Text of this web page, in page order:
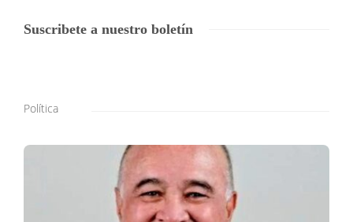
Suscribete a nuestro boletín
Política